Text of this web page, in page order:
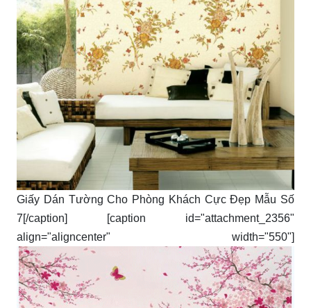
Giấy Dán Tường Cho Phòng Khách Cực Đẹp Mẫu Số
7[/caption] [caption id="attachment_2356"
align="aligncenter" width="550"]